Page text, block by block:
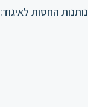
נותנות החסות לאיגוד: